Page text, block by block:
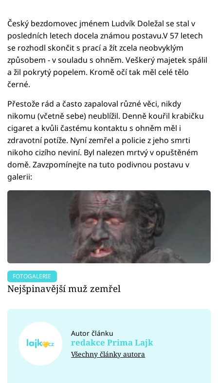
Český bezdomovec jménem Ludvík Doležal se stal v
posledních letech docela známou postavu.V 57 letech
se rozhodl skončit s prací a žít zcela neobvyklým
způsobem - v souladu s ohněm. Veškerý majetek spálil
a žil pokrytý popelem. Kromě očí tak měl celé tělo
černé.
Přestože rád a často zapaloval různé věci, nikdy
nikomu (včetně sebe) neublížil. Denně kouřil krabičku
cigaret a kvůli častému kontaktu s ohněm měl i
zdravotní potíže. Nyní zemřel a policie z jeho smrti
nikoho cizího neviní. Byl nalezen mrtvý v opuštěném
domě. Zavzpomínejte na tuto podivnou postavu v
galerii:
FOTOGALERIE
Nejšpinavější muž zemřel
Autor článku
redakce Prima Lajk
Všechny články autora